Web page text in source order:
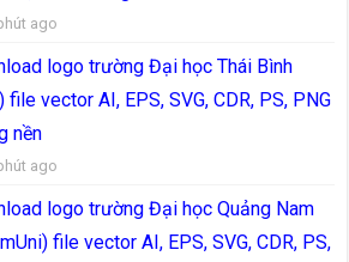
ago
logo trường Đại học Thái Bình
file vector AI, EPS, SVG, CDR, PS, PNG
nền
ago
logo trường Đại học Quảng Nam
file vector AI, EPS, SVG, CDR, PS,